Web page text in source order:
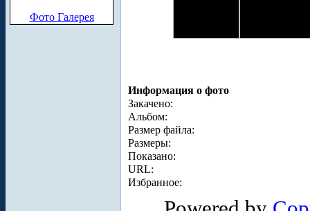
Фото Галерея
Информация о фото
Закачено:
Альбом:
Размер файла:
Размеры:
Показано:
URL:
Избранное: